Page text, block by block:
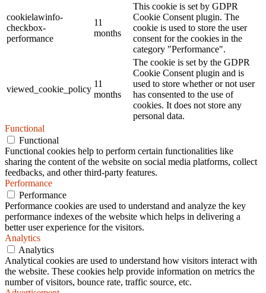
cookielawinfo-
checkbox-
performance
11
months
This cookie is set by GDPR
Cookie Consent plugin. The
cookie is used to store the user
consent for the cookies in the
category "Performance".
viewed_cookie_policy
11
months
The cookie is set by the GDPR
Cookie Consent plugin and is
used to store whether or not user
has consented to the use of
cookies. It does not store any
personal data.
Functional
Functional
Functional cookies help to perform certain functionalities like
sharing the content of the website on social media platforms, collect
feedbacks, and other third-party features.
Performance
Performance
Performance cookies are used to understand and analyze the key
performance indexes of the website which helps in delivering a
better user experience for the visitors.
Analytics
Analytics
Analytical cookies are used to understand how visitors interact with
the website. These cookies help provide information on metrics the
number of visitors, bounce rate, traffic source, etc.